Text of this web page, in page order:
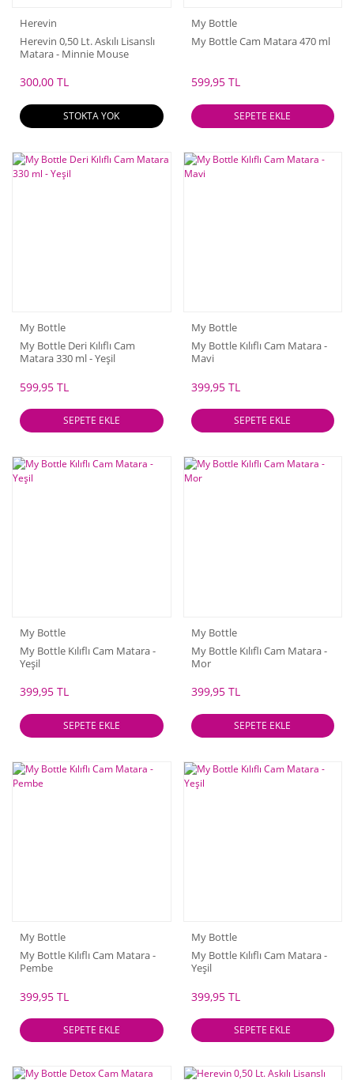
Herevin
Herevin 0,50 Lt. Askılı Lisanslı
Matara - Minnie Mouse
300,00 TL
STOKTA YOK
My Bottle
My Bottle Cam Matara 470 ml
599,95 TL
SEPETE EKLE
My Bottle
My Bottle Deri Kılıflı Cam
Matara 330 ml - Yeşil
599,95 TL
SEPETE EKLE
My Bottle
My Bottle Kılıflı Cam Matara -
Mavi
399,95 TL
SEPETE EKLE
My Bottle
My Bottle Kılıflı Cam Matara -
Yeşil
399,95 TL
SEPETE EKLE
My Bottle
My Bottle Kılıflı Cam Matara -
Mor
399,95 TL
SEPETE EKLE
My Bottle
My Bottle Kılıflı Cam Matara -
Pembe
399,95 TL
SEPETE EKLE
My Bottle
My Bottle Kılıflı Cam Matara -
Yeşil
399,95 TL
SEPETE EKLE